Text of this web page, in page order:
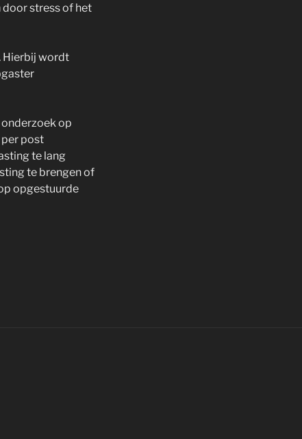
stress of het
Hierbij wordt
op
post
te lang
te brengen of
opgestuurde